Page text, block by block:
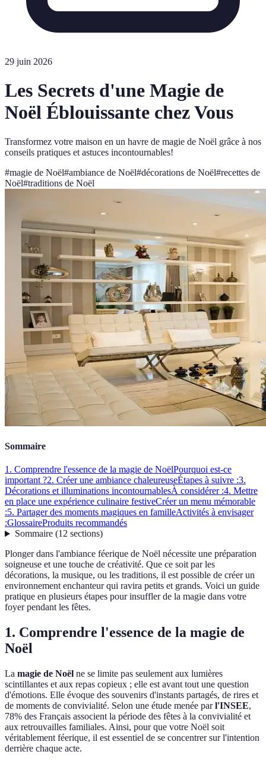
29 juin 2026
Les Secrets d'une Magie de
Noël Éblouissante chez Vous
Transformez votre maison en un havre de magie de Noël grâce à nos
conseils pratiques et astuces incontournables!
#magie de Noël#ambiance de Noël#décorations de Noël#recettes de
Noël#traditions de Noël
Sommaire
1. Comprendre l'essence de la magie de NoëlPourquoi est-ce
important ?2. Créer une ambiance chaleureuseÉtapes à suivre :3.
Décorations et illuminations incontournablesÀ considérer :4. Mettre
en place une expérience culinaire festiveCréer un menu mémorable
:5. Partager des moments magiques en familleActivités à envisager
:GlossaireProduits recommandés
Sommaire(12 sections)
Plonger dans l'ambiance féerique de Noël nécessite une préparation
soigneuse et une touche de créativité. Que ce soit par les
décorations, la musique, ou les traditions, il est possible de créer un
environnement enchanteur qui ravira petits et grands. Voici un guide
pratique en plusieurs étapes pour insuffler de la magie dans votre
foyer pendant les fêtes.
1. Comprendre l'essence de la magie de
Noël
La magie de Noël ne se limite pas seulement aux lumières
scintillantes et aux repas copieux ; elle est avant tout une question
d'émotions. Elle évoque des souvenirs d'instants partagés, de rires et
de moments de convivialité. Selon une étude menée parl'INSEE,
78% des Français associent la période des fêtes à la convivialité et
aux retrouvailles familiales. Ainsi, pour que votre Noël soit
véritablement féerique, il est essentiel de se concentrer sur l'intention
derrière chaque acte.